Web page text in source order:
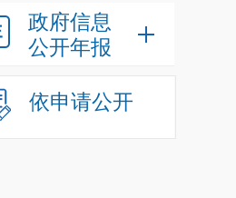
政府信息
公开年报
依申请公开